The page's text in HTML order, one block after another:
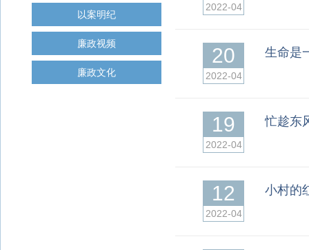
以案明纪
廉政视频
廉政文化
2022-04
20
2022-04
生命是
19
2022-04
忙趁东
12
2022-04
小村的